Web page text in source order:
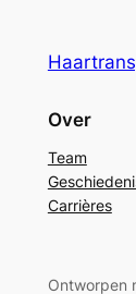
Over
Team
Carrières
Ontworpen